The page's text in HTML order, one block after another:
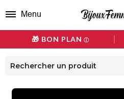
🎁 BON PLAN ⓘ
Menu